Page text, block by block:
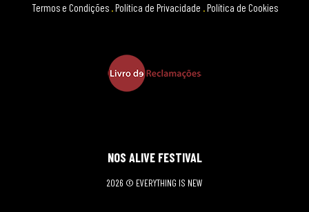
Termos e Condições .Política de Privacidade .Política de Cookies
NOS ALIVE FESTIVAL
2026 © EVERYTHING IS NEW